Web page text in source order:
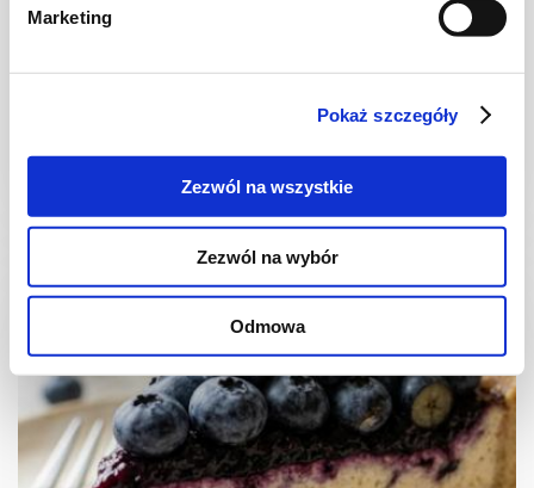
Marketing
Pokaż szczegóły
Zezwól na wszystkie
Zezwól na wybór
Odmowa
CIASTA I TORTY
3628 kcal